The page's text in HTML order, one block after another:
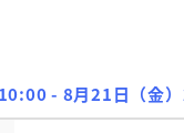
- 8月21日（金